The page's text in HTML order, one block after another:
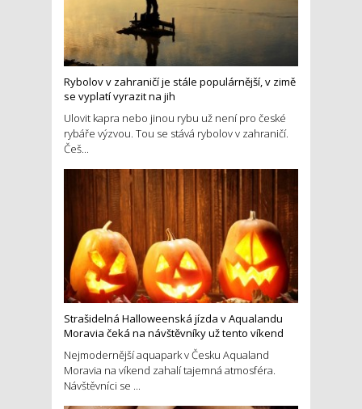
Rybolov v zahraničí je stále populárnější, v zimě
se vyplatí vyrazit na jih
Ulovit kapra nebo jinou rybu už není pro české
rybáře výzvou. Tou se stává rybolov v zahraničí.
Češ...
Strašidelná Halloweenská jízda v Aqualandu
Moravia čeká na návštěvníky už tento víkend
Nejmodernější aquapark v Česku Aqualand
Moravia na víkend zahalí tajemná atmosféra.
Návštěvníci se ...